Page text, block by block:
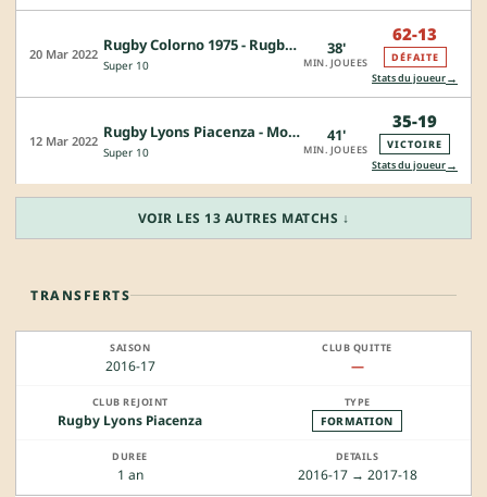
20 Mar 2022 Rugby Colorno 1975 - Rugby Lyons Piacenza
Super 10
38'
MIN. JOUEES
62-13
DÉFAITE
Stats du joueur→
12 Mar 2022 Rugby Lyons Piacenza - Mogliano Veneto Rugby
Super 10
41'
MIN. JOUEES
35-19
VICTOIRE
Stats du joueur→
VOIR LES 13 AUTRES MATCHS ↓
TRANSFERTS
2016-17 —
Rugby Lyons Piacenza FORMATION
1 an 2016-17 → 2017-18